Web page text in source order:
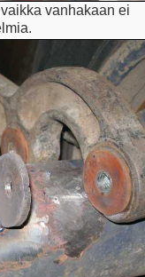
vanhakaan ei